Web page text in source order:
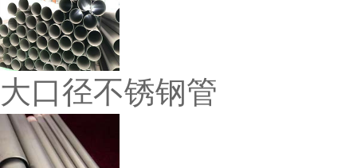
大口径不锈钢管